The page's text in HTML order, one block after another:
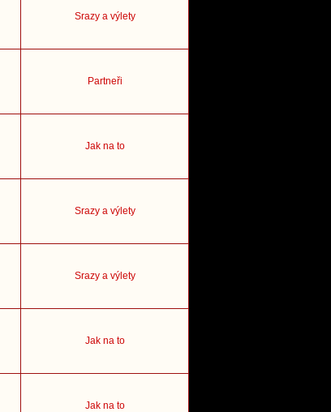
Srazy a výlety
Partneři
Jak na to
Srazy a výlety
Srazy a výlety
Jak na to
Jak na to